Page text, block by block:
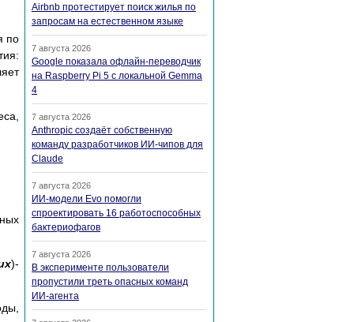
по
)-
Airbnb протестирует поиск жилья по
запросам на естественном языке
7 августа 2026
Google показала офлайн-переводчик
на Raspberry Pi 5 с локальной Gemma
4
7 августа 2026
Anthropic создаёт собственную
команду разработчиков ИИ-чипов для
Claude
7 августа 2026
ИИ-модели Evo помогли
спроектировать 16 работоспособных
бактериофагов
7 августа 2026
В эксперименте пользователи
пропустили треть опасных команд
ИИ-агента